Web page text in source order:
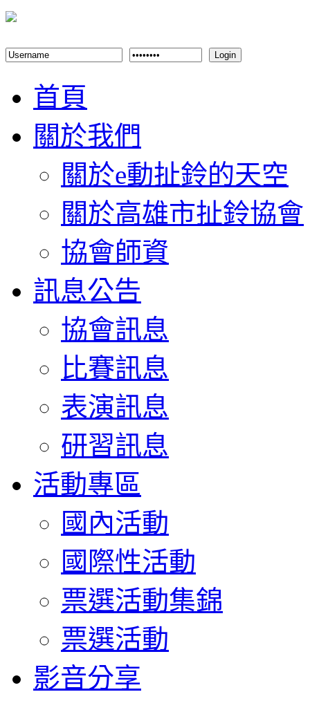
Login
首頁
關於我們
關於e動扯鈴的天空
關於高雄市扯鈴協會
協會師資
訊息公告
協會訊息
比賽訊息
表演訊息
研習訊息
活動專區
國內活動
國際性活動
票選活動集錦
票選活動
影音分享